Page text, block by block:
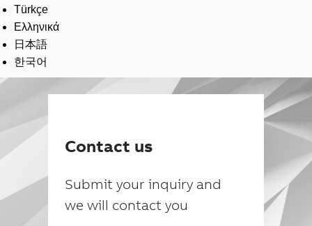
Türkçe
Ελληνικά
日本語
한국어
Contact us
Submit your inquiry and
we will contact you